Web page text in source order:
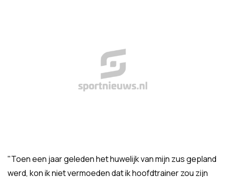
"Toen een jaar geleden het huwelijk van mijn zus gepland
werd, kon ik niet vermoeden dat ik hoofdtrainer zou zijn